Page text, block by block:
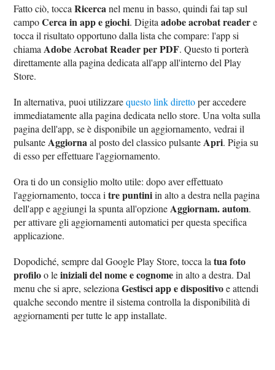
Fatto ciò, toccaRicerca nel menu in basso, quindi fai tap sul
campoCerca in app e giochi. Digitaadobe acrobat readere
tocca il risultato opportuno dalla lista che compare: l'app si
chiama Adobe Acrobat Reader per PDF. Questo ti porterà
direttamente alla pagina dedicata all'app all'interno del Play
Store.
In alternativa, puoi utilizzarequesto link direttoper accedere
immediatamente alla pagina dedicata nello store. Una volta sulla
pagina dell'app, se è disponibile un aggiornamento, vedrai il
pulsante Aggiorna al posto del classico pulsante Apri. Pigia su
di esso per effettuare l'aggiornamento.
Ora ti do un consiglio molto utile: dopo aver effettuato
l'aggiornamento, tocca itre puntiniin alto a destra nella pagina
dell'app e aggiungi la spunta all'opzione Aggiornam. autom.
per attivare gli aggiornamenti automatici per questa specifica
applicazione.
Dopodiché, sempre dal Google Play Store, tocca latua foto
profiloo leiniziali del nome e cognomein alto a destra. Dal
menu che si apre, selezionaGestisci app e dispositivoe attendi
qualche secondo mentre il sistema controlla la disponibilità di
aggiornamenti per tutte le app installate.